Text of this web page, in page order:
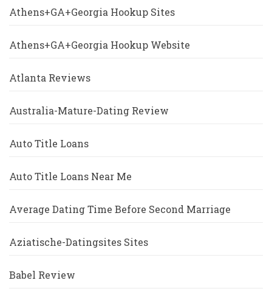
Athens+GA+Georgia Hookup Sites
Athens+GA+Georgia Hookup Website
Atlanta Reviews
Australia-Mature-Dating Review
Auto Title Loans
Auto Title Loans Near Me
Average Dating Time Before Second Marriage
Aziatische-Datingsites Sites
Babel Review